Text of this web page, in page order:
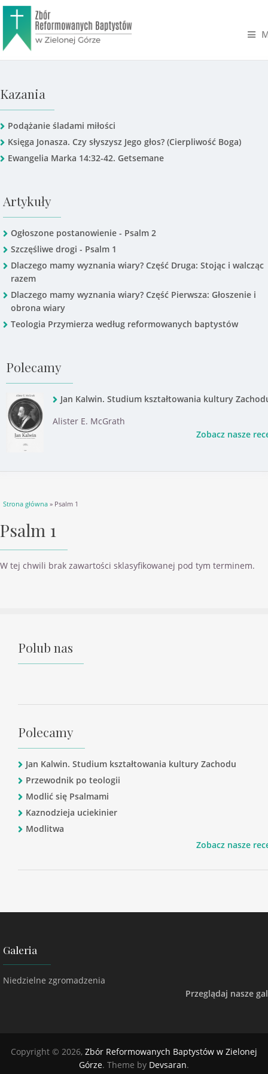
Kazania
Podążanie śladami miłości
Księga Jonasza. Czy słyszysz Jego głos? (Cierpliwość Boga)
Ewangelia Marka 14:32-42. Getsemane
Artykuły
Ogłoszone postanowienie - Psalm 2
Szczęśliwe drogi - Psalm 1
Dlaczego mamy wyznania wiary? Część Druga: Stojąc i walcząc
razem
Dlaczego mamy wyznania wiary? Część Pierwsza: Głoszenie i
obrona wiary
Teologia Przymierza według reformowanych baptystów
Polecamy
Jan Kalwin. Studium kształtowania kultury
Alister E. McGrath
Zobacz nasze
Jesteś tutaj
Strona główna » Psalm 1
Psalm 1
W tej chwili brak zawartości sklasyfikowanej pod tym terminem.
Polub nas
Polecamy
Jan Kalwin. Studium kształtowania kultury Zachodu
Przewodnik po teologii
Modlić się Psalmami
Kaznodzieja uciekinier
Modlitwa
Zobacz nasze
Galeria
Niedzielne zgromadzenia
Przeglądaj nasze
Copyright © 2026, Zbór Reformowanych Baptystów w Zielonej
Górze. Theme by Devsaran.